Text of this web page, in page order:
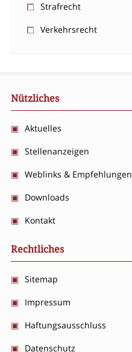
Strafrecht
Verkehrsrecht
Nützliches
Aktuelles
Stellenanzeigen
Weblinks & Empfehlungen
Downloads
Kontakt
Rechtliches
Sitemap
Impressum
Haftungsausschluss
Datenschutz